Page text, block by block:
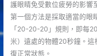
護眼睛免受數位疲勞的影響
第一個方法是採取適當的眼
「20-20-20」規則，即每
米）遠處的物體20秒鐘。
復正常狀態。